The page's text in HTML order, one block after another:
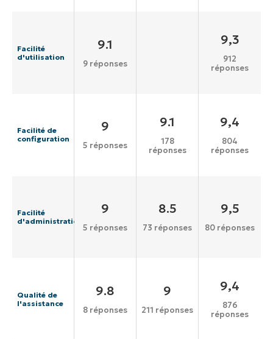
Facilité
d'utilisation
9.1
9 réponses
9,3
912
réponses
Facilité de
configuration
9
5 réponses
9.1
178
réponses
9,4
804
réponses
Facilité
d'administration
9
5 réponses
8.5
73 réponses
9,5
80 réponses
Qualité de
l'assistance
9.8
8 réponses
9
211 réponses
9,4
876
réponses